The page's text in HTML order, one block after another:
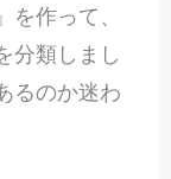
作って、
分類しまし
るのか迷わ